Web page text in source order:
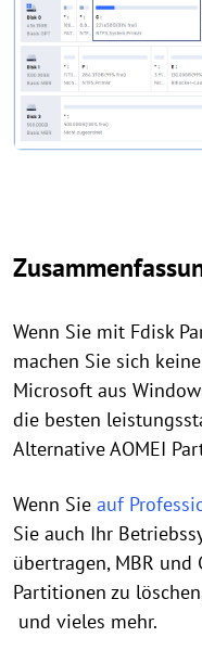
Wenn Sie mit Fdisk
machen Sie sich
Microsoft aus
die besten
Alternative AOMEI
Wenn Sie auf
Sie auch Ihr
übertragen, MBR und
Partitionen zu
und vieles mehr.